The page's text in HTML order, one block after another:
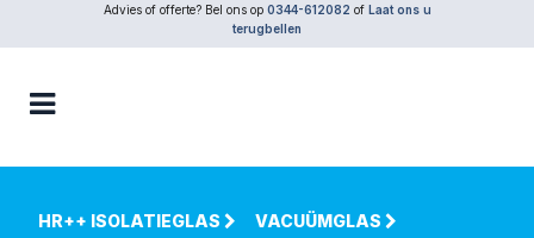
Advies of offerte? Bel ons op 0344-612082 of Laat ons u
terugbellen
HR++ ISOLATIEGLAS
VACUÜMGLAS